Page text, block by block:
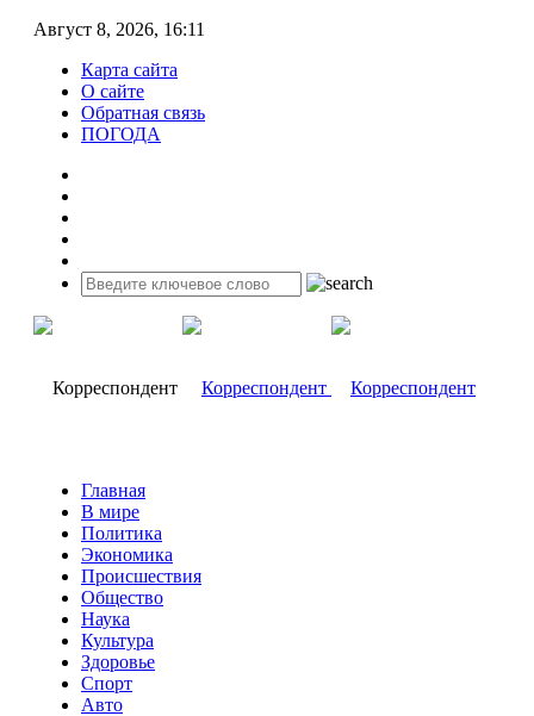
Август 8, 2026, 16:11
Карта сайта
О сайте
Обратная связь
ПОГОДА
Главная
В мире
Политика
Экономика
Происшествия
Общество
Наука
Культура
Здоровье
Спорт
Авто